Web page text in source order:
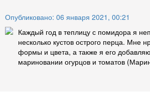
Опубликовано: 06 января 2021, 00:21
Каждый год в теплицу с помидора я
несколько кустов острого перца. Мне
формы и цвета, а также я его
мариновании огурцов и томатов